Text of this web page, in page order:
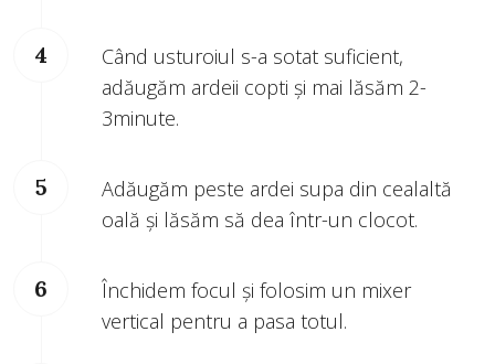
Când usturoiul s-a sotat suficient,
adăugăm ardeii copti și mai lăsăm 2-
3minute.
Adăugăm peste ardei supa din cealaltă
oală și lăsăm să dea într-un clocot.
Închidem focul și folosim un mixer
vertical pentru a pasa totul.